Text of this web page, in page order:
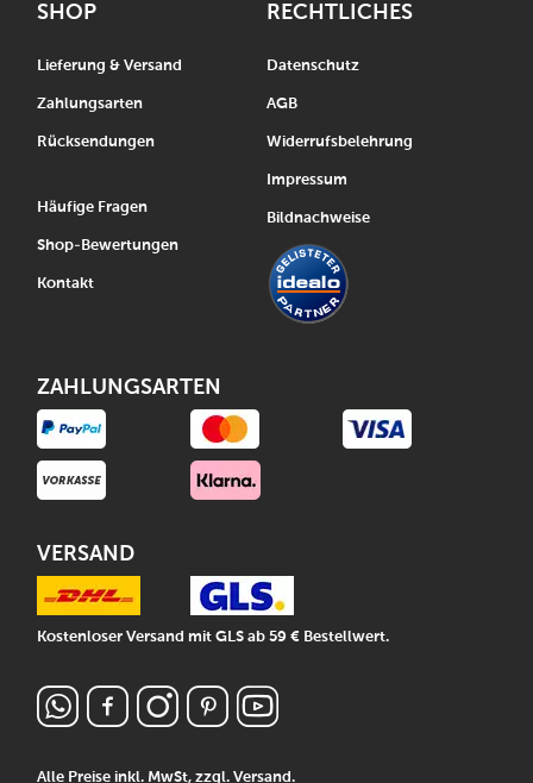
SHOP
Lieferung & Versand
Zahlungsarten
Rücksendungen
Häufige Fragen
Shop-Bewertungen
Kontakt
Alle Preise inkl. MwSt, zzgl.Versand.
RECHTLICHES
Datenschutz
AGB
Widerrufsbelehrung
Impressum
Bildnachweise
ZAHLUNGSARTEN
VERSAND
Kostenloser Versand mit GLS ab 59 € Bestellwert.